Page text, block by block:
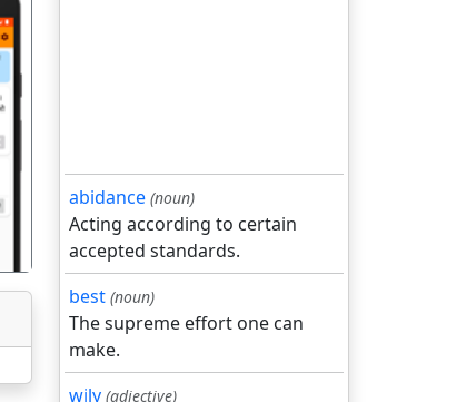
abidance (noun)
Acting according to certain
accepted standards.
best (noun)
The supreme effort one can
make.
wily (adjective)